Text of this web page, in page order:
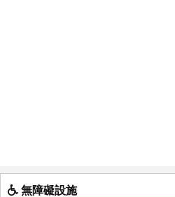
無障礙設施